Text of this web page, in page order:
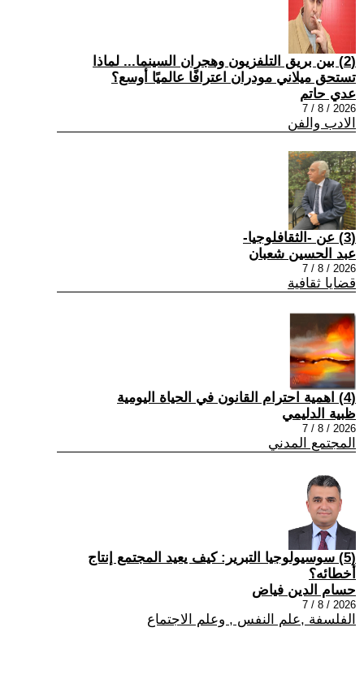
(2) بين بريق التلفزيون وهجران السينما... لماذا
تستحق ميلاني مودران اعترافًا عالميًا أوسع؟
عدي حاتم
2026 / 8 / 7
الادب والفن
(3) عن -الثقافلوجيا-
عبد الحسين شعبان
2026 / 8 / 7
قضايا ثقافية
(4) اهمية احترام القانون في الحياة اليومية
ظبية الدليمي
2026 / 8 / 7
المجتمع المدني
(5) سوسيولوجيا التبرير: كيف يعيد المجتمع إنتاج
أخطائه؟
حسام الدين فياض
2026 / 8 / 7
الفلسفة ,علم النفس , وعلم الاجتماع